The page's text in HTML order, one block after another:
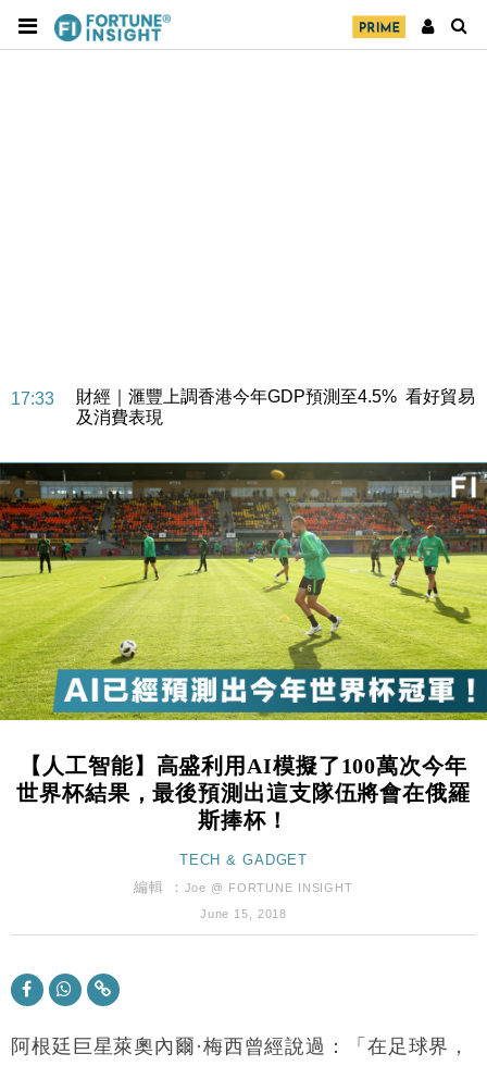
17:33
財經｜滙豐上調香港今年GDP預測至4.5% 看好貿易
及消費表現
損失近6900萬元
16:05
財經｜日經失守6.5萬點後回穩 全周仍升近2%
15:47
財經｜恒隆10月換帥 玩具「反」斗城亞洲CEO蔡德
粦接任
15:11
財經｜韓股反覆波動收跌 連挫7周創逾3年最長跌勢
13:44
財經｜內地7月美元計價出口增近24%勝預期 貿易順
差達1125億美元
12:44
財經｜日本春季三度入市撐日圓 4月單日斥6.28萬億
11:12
國際｜特朗普料美伊戰事快結束 承認部分彈藥庫存緊
張
財經｜SA售股自救後再出手 斥4億美元押注未上市公
財經｜華僑銀行上半年淨利創新高 中期息增15%至
財經｜滙豐上調香港今年GDP預測至4.5% 看好貿易
16:47
本地｜假冒內地執法人員要求交「保證金」 43歲女子
16:05
財經｜日經失守6.5萬點後回穩 全周仍升近2%
【人工智能】高盛利用AI模擬了100萬次今年
世界杯結果，最後預測出這支隊伍將會在俄羅
斯捧杯！
TECH & GADGET
編輯 ： Joe @ FORTUNE INSIGHT
June 15, 2018
阿根廷巨星萊奧內爾·梅西曾經說過：「在足球界，